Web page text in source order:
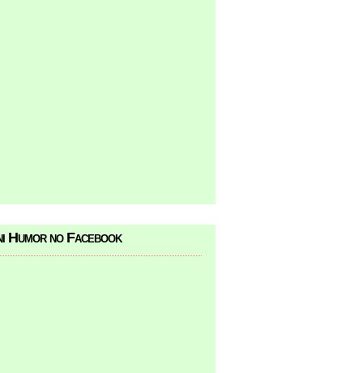
Humor no Facebook